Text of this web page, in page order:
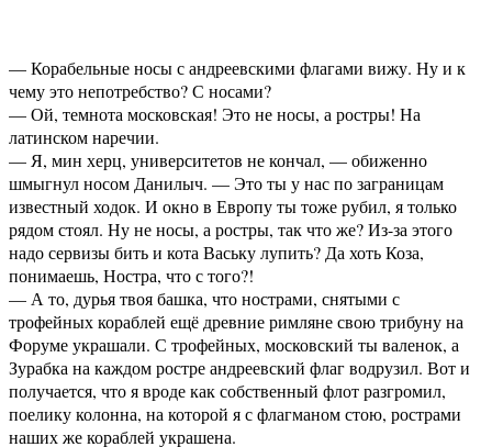
— Корабельные носы с андреевскими флагами вижу. Ну и к
чему это непотребство? С носами?
— Ой, темнота московская! Это не носы, а ростры! На
латинском наречии.
— Я, мин херц, университетов не кончал, — обиженно
шмыгнул носом Данилыч. — Это ты у нас по заграницам
известный ходок. И окно в Европу ты тоже рубил, я только
рядом стоял. Ну не носы, а ростры, так что же? Из-за этого
надо сервизы бить и кота Ваську лупить? Да хоть Коза,
понимаешь, Ностра, что с того?!
— А то, дурья твоя башка, что нострами, снятыми с
трофейных кораблей ещё древние римляне свою трибуну на
Форуме украшали. С трофейных, московский ты валенок, а
Зурабка на каждом ростре андреевский флаг водрузил. Вот и
получается, что я вроде как собственный флот разгромил,
поелику колонна, на которой я с флагманом стою, рострами
наших же кораблей украшена.